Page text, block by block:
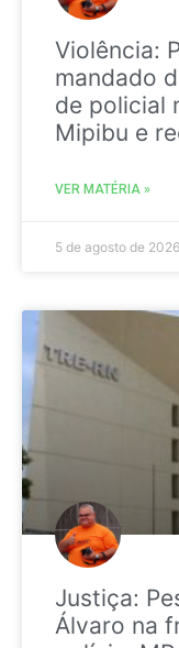
Violência:
mandado
de policial
Mipibu e
VER MATÉRIA »
5 de agosto de 2026
Justiça:
Álvaro na